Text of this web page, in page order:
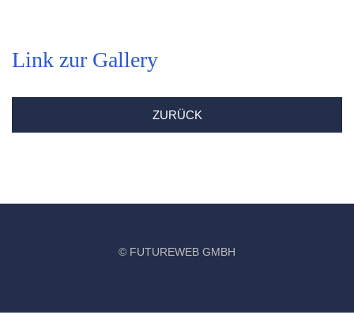
Link zur Gallery
ZURÜCK
© FUTUREWEB GMBH